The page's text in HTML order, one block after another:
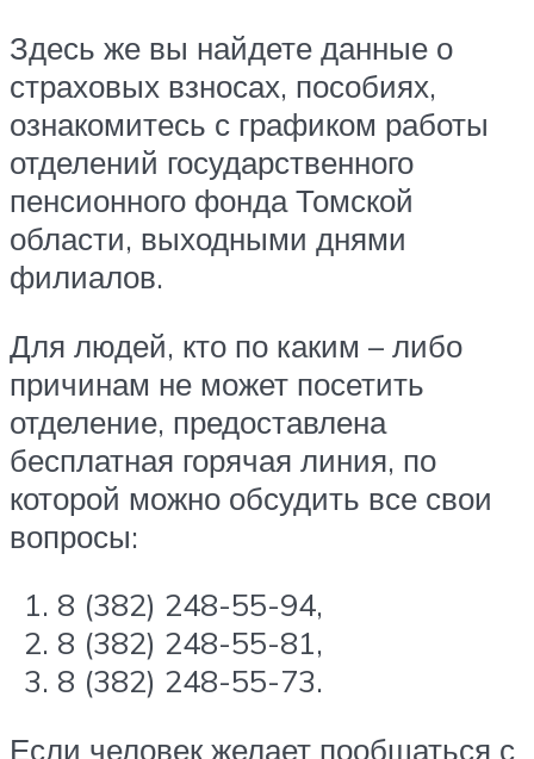
Здесь же вы найдете данные о
страховых взносах, пособиях,
ознакомитесь с графиком работы
отделений государственного
пенсионного фонда Томской
области, выходными днями
филиалов.
Для людей, кто по каким – либо
причинам не может посетить
отделение, предоставлена
бесплатная горячая линия, по
которой можно обсудить все свои
вопросы:
8 (382) 248-55-94,
8 (382) 248-55-81,
8 (382) 248-55-73.
Если человек желает пообщаться с